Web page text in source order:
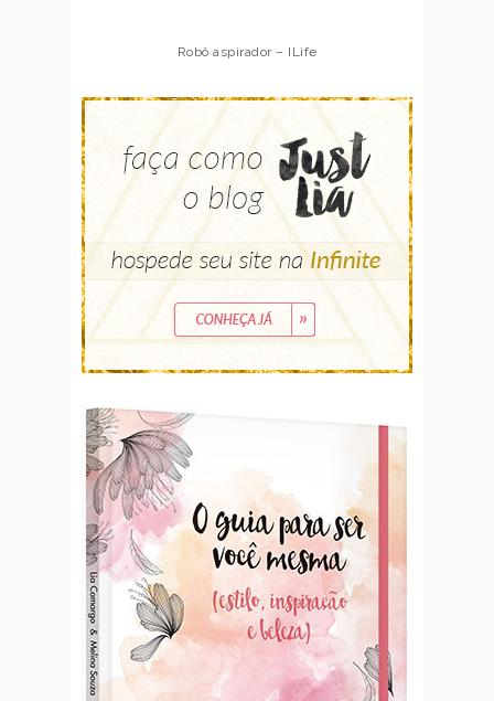
Robô aspirador – Multilaser